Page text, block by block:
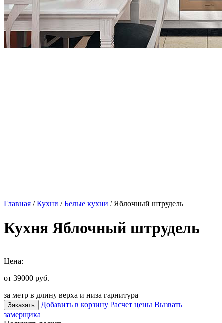
Главная /Кухни /Белые кухни / Яблочный штрудель
Кухня Яблочный штрудель
Цена:
от 39000 руб.
за метр в длину верха и низа гарнитура
Заказать Добавить в корзину Расчет цены Вызвать
замерщика